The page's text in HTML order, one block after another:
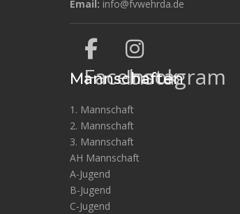
Email: info@fvwehrda.de
Facebook
Instagram
Mannschaften
1. Mannschaft
2. Mannschaft
3. Mannschaft
AH Mannschaft
A-Jugend
B-Jugend
C-Jugend